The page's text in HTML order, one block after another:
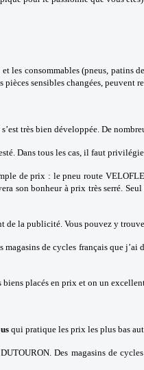
les consommables (pneus,
pièces sensibles changées,
très bien développée. De
Dans tous les cas, il faut
de prix : le pneu route
son bonheur à prix très serré.
de la publicité. Vous pouvez y
de cycles français que
biens placés en prix et on un
qui pratique les prix les plus bas
Des magasins de